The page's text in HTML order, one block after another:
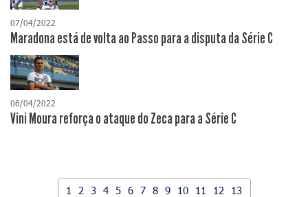
07/04/2022
Maradona está de volta ao Passo para a disputa da Série C
06/04/2022
Vini Moura reforça o ataque do Zeca para a Série C
1 2 3 4 5 6 7 8 9 10 11 12
13